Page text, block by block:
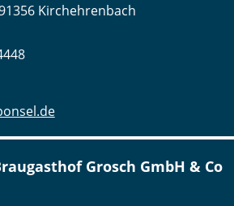
Kirchehrenbach
Grosch GmbH & Co